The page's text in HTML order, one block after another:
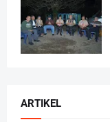
ARTIKEL